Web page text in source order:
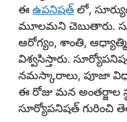
ఈ ఉపనిషత్లో,
మూలమని చెబుతారు.
ఆరోగ్యం, శాంతి,
విశ్వసిస్తారు.
నమస్కారాలు, పూజా
ఈ రోజు మన అంతర్జాల
సూర్యోపనిషత్ గురించి